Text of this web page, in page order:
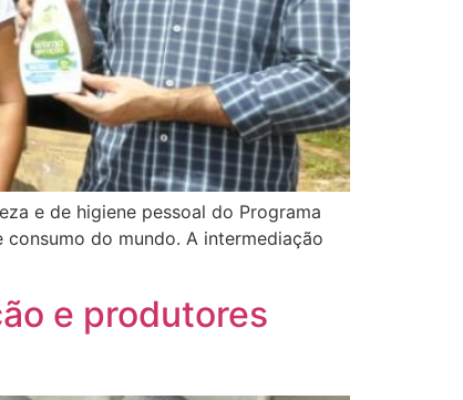
e de higiene pessoal do Programa
do mundo. A intermediação
e produtores